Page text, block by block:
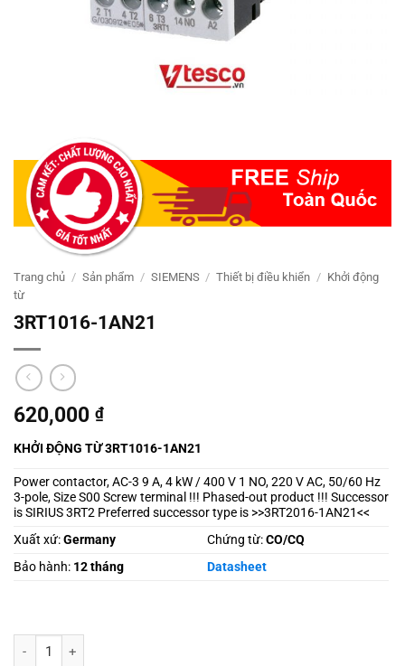
Trang chủ / Sản phẩm / SIEMENS / Thiết bị điều khiển / Khởi động
từ
3RT1016-1AN21
620,000 ₫
KHỞI ĐỘNG TỪ 3RT1016-1AN21
Power contactor, AC-3 9 A, 4 kW / 400 V 1 NO, 220 V AC, 50/60 Hz
3-pole, Size S00 Screw terminal !!! Phased-out product !!! Successor
is SIRIUS 3RT2 Preferred successor type is >>3RT2016-1AN21<<
Xuất xứ:Germany Chứng từ:CO/CQ
Bảo hành: 12 tháng Datasheet